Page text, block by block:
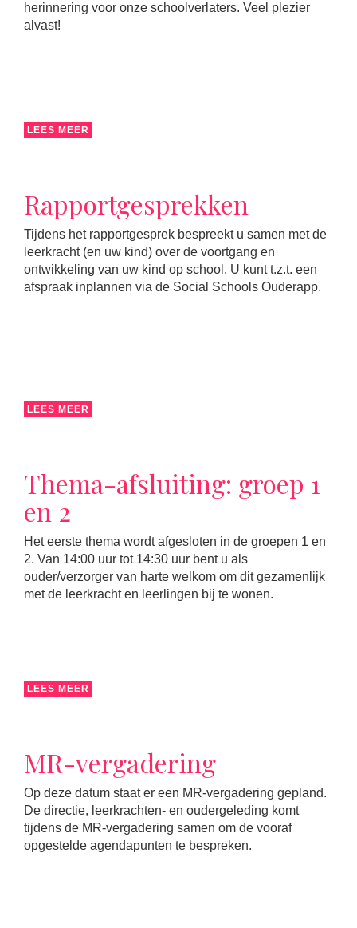
herinnering voor onze schoolverlaters. Veel plezier
alvast!
LEES MEER
Rapportgesprekken
Tijdens het rapportgesprek bespreekt u samen met de
leerkracht (en uw kind) over de voortgang en
ontwikkeling van uw kind op school. U kunt t.z.t. een
afspraak inplannen via de Social Schools Ouderapp.
LEES MEER
Thema-afsluiting: groep 1
en 2
Het eerste thema wordt afgesloten in de groepen 1 en
2. Van 14:00 uur tot 14:30 uur bent u als
ouder/verzorger van harte welkom om dit gezamenlijk
met de leerkracht en leerlingen bij te wonen.
LEES MEER
MR-vergadering
Op deze datum staat er een MR-vergadering gepland.
De directie, leerkrachten- en oudergeleding komt
tijdens de MR-vergadering samen om de vooraf
opgestelde agendapunten te bespreken.